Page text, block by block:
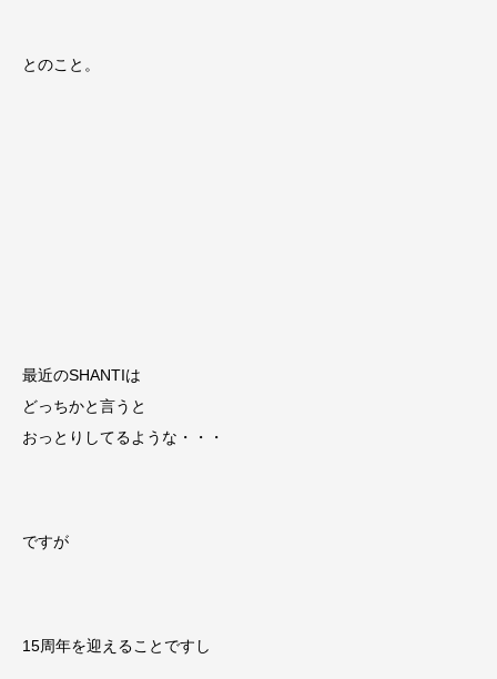
とのこと。
最近のSHANTIは
どっちかと言うと
おっとりしてるような・・・
ですが
15周年を迎えることですし